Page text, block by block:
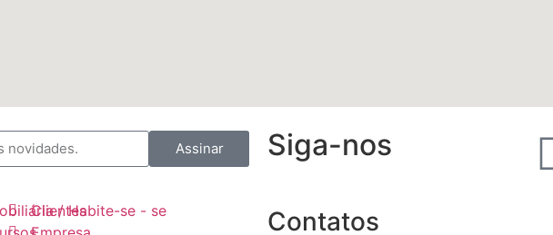
Assinar Siga-nos
Clientes
Contatos